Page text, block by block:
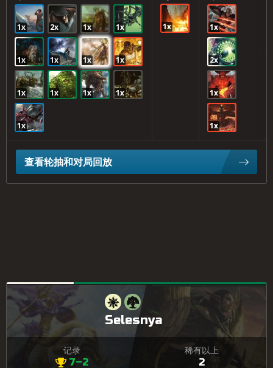
1x 2x 1x 1x
1x 1x 1x 1x
1x 1x 1x 1x
1x
1x 1x
2x
1x
1x
查看轮抽和对局回放
Selesnya
记录
7–2
稀有以上
2